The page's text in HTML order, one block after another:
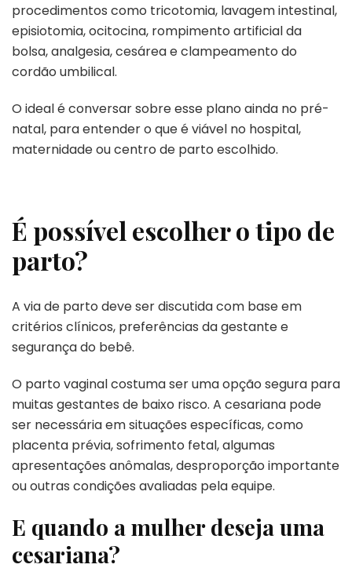
procedimentos como tricotomia, lavagem intestinal,
episiotomia, ocitocina, rompimento artificial da
bolsa, analgesia, cesárea e clampeamento do
cordão umbilical.
O ideal é conversar sobre esse plano ainda no pré-
natal, para entender o que é viável no hospital,
maternidade ou centro de parto escolhido.
É possível escolher o tipo de
parto?
A via de parto deve ser discutida com base em
critérios clínicos, preferências da gestante e
segurança do bebê.
O parto vaginal costuma ser uma opção segura para
muitas gestantes de baixo risco. A cesariana pode
ser necessária em situações específicas, como
placenta prévia, sofrimento fetal, algumas
apresentações anômalas, desproporção importante
ou outras condições avaliadas pela equipe.
E quando a mulher deseja uma
cesariana?